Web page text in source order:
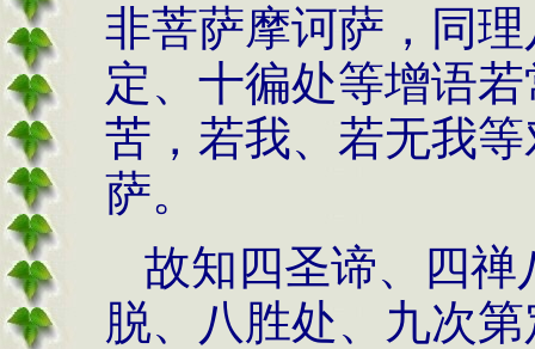
非菩萨摩诃萨，同
定、十徧处等增语若
苦，若我、若无我等
萨。
故知四圣谛、四
脱、八胜处、九次